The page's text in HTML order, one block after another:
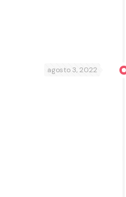
agosto 3, 2022